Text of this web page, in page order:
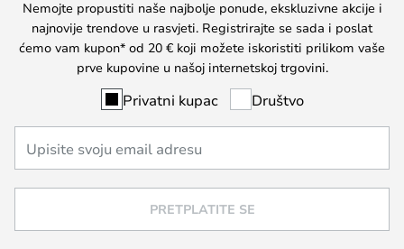
Nemojte propustiti naše najbolje ponude, ekskluzivne akcije i
najnovije trendove u rasvjeti. Registrirajte se sada i poslat
ćemo vam kupon* od 20 € koji možete iskoristiti prilikom vaše
prve kupovine u našoj internetskoj trgovini.
Privatni kupac Društvo
PRETPLATITE SE